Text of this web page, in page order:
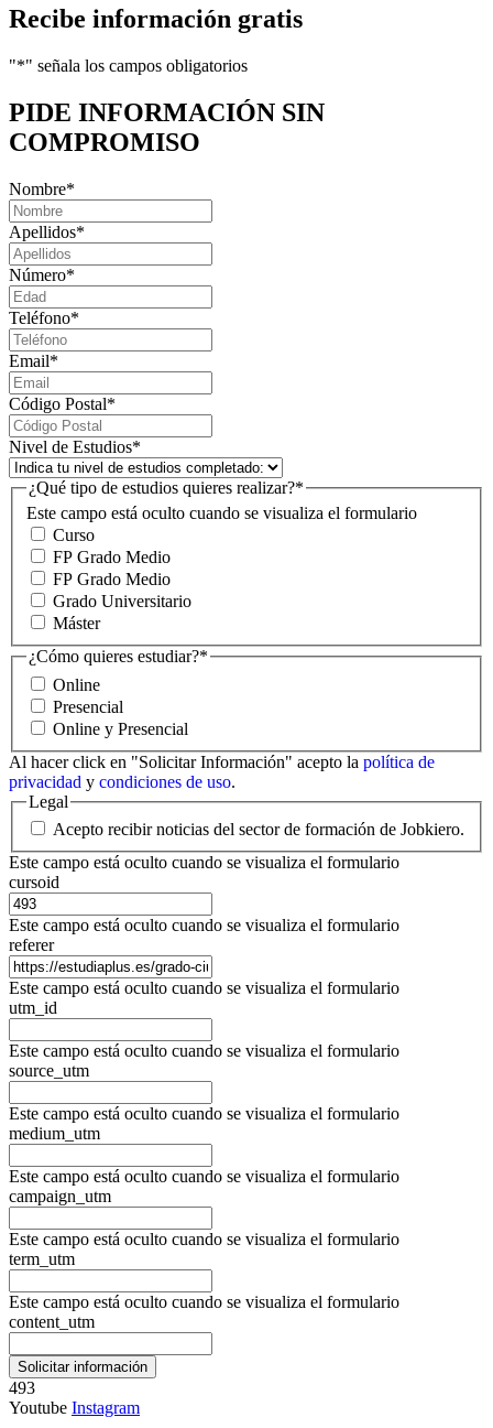
Recibe información gratis
"*" señala los campos obligatorios
PIDE INFORMACIÓN SIN
COMPROMISO
Nombre*
Apellidos*
Número*
Teléfono*
Email*
Código Postal*
Nivel de Estudios*
Este campo está oculto cuando se visualiza el formulario
¿Qué tipo de estudios quieres realizar?*
Curso
FP Grado Medio
FP Grado Medio
Grado Universitario
Máster
¿Cómo quieres estudiar?*
Online
Presencial
Online y Presencial
Al hacer click en "Solicitar Información" acepto la política de
privacidad y condiciones de uso.
Legal
Acepto recibir noticias del sector de formación de Jobkiero.
Este campo está oculto cuando se visualiza el formulario
cursoid
Este campo está oculto cuando se visualiza el formulario
referer
Este campo está oculto cuando se visualiza el formulario
utm_id
Este campo está oculto cuando se visualiza el formulario
source_utm
Este campo está oculto cuando se visualiza el formulario
medium_utm
Este campo está oculto cuando se visualiza el formulario
campaign_utm
Este campo está oculto cuando se visualiza el formulario
term_utm
Este campo está oculto cuando se visualiza el formulario
content_utm
493
Youtube Instagram